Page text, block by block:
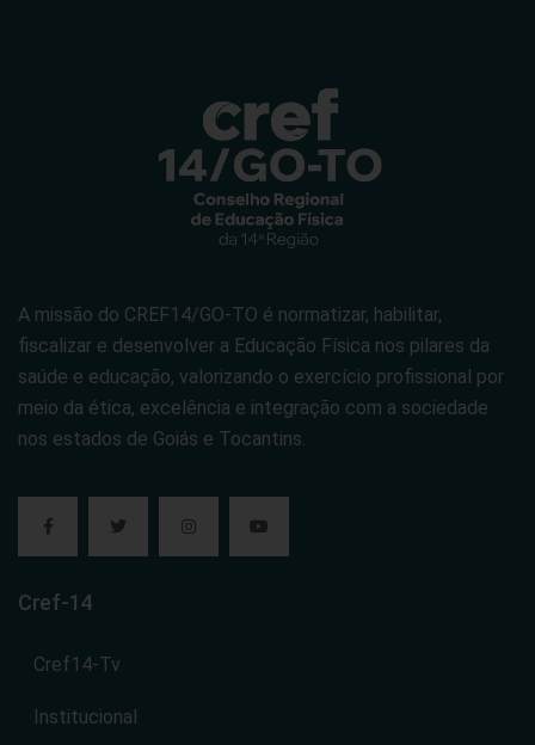
A missão do CREF14/GO-TO é normatizar, habilitar,
fiscalizar e desenvolver a Educação Física nos pilares da
saúde e educação, valorizando o exercício profissional por
meio da ética, excelência e integração com a sociedade
nos estados de Goiás e Tocantins.
Cref-14
Cref14-Tv
Institucional